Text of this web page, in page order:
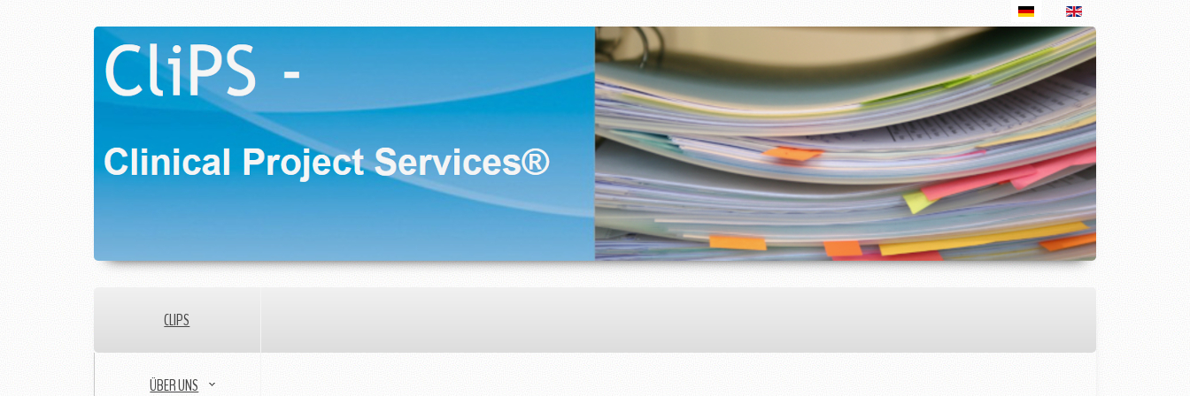
CLIPS
ÜBER UNS